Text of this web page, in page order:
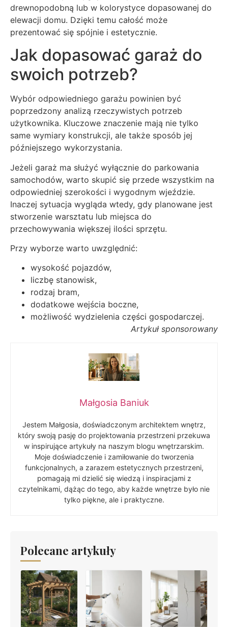
drewnopodobną lub w kolorystyce dopasowanej do
elewacji domu. Dzięki temu całość może
prezentować się spójnie i estetycznie.
Jak dopasować garaż do
swoich potrzeb?
Wybór odpowiedniego garażu powinien być
poprzedzony analizą rzeczywistych potrzeb
użytkownika. Kluczowe znaczenie mają nie tylko
same wymiary konstrukcji, ale także sposób jej
późniejszego wykorzystania.
Jeżeli garaż ma służyć wyłącznie do parkowania
samochodów, warto skupić się przede wszystkim na
odpowiedniej szerokości i wygodnym wjeździe.
Inaczej sytuacja wygląda wtedy, gdy planowane jest
stworzenie warsztatu lub miejsca do
przechowywania większej ilości sprzętu.
Przy wyborze warto uwzględnić:
wysokość pojazdów,
liczbę stanowisk,
rodzaj bram,
dodatkowe wejścia boczne,
możliwość wydzielenia części gospodarczej.
Artykuł sponsorowany
Małgosia Baniuk
Jestem Małgosia, doświadczonym architektem wnętrz,
który swoją pasję do projektowania przestrzeni przekuwa
w inspirujące artykuły na naszym blogu wnętrzarskim.
Moje doświadczenie i zamiłowanie do tworzenia
funkcjonalnych, a zarazem estetycznych przestrzeni,
pomagają mi dzielić się wiedzą i inspiracjami z
czytelnikami, dążąc do tego, aby każde wnętrze było nie
tylko piękne, ale i praktyczne.
Polecane artykuły